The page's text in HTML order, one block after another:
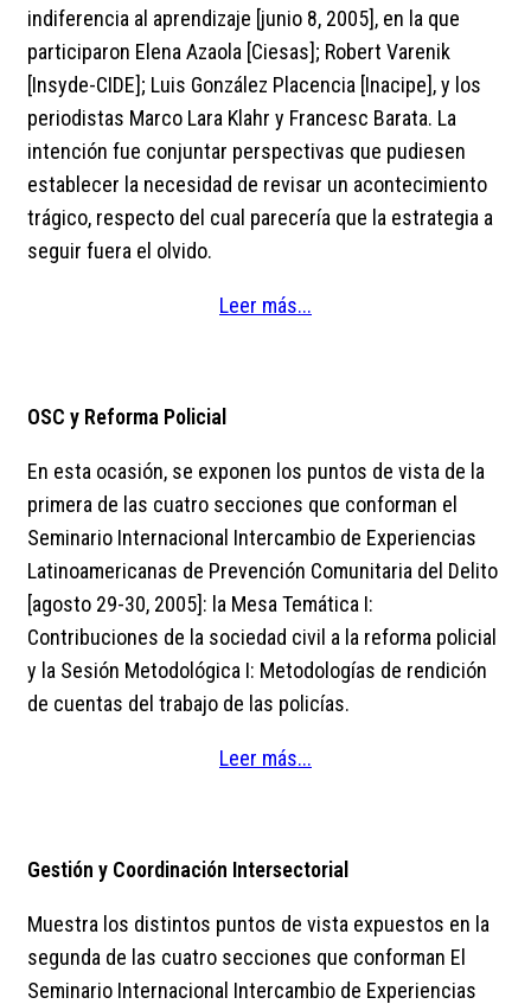
indiferencia al aprendizaje [junio 8, 2005], en la que
participaron Elena Azaola [Ciesas]; Robert Varenik
[Insyde-CIDE]; Luis González Placencia [Inacipe], y los
periodistas Marco Lara Klahr y Francesc Barata. La
intención fue conjuntar perspectivas que pudiesen
establecer la necesidad de revisar un acontecimiento
trágico, respecto del cual parecería que la estrategia a
seguir fuera el olvido.
Leer más...
OSC y Reforma Policial
En esta ocasión, se exponen los puntos de vista de la
primera de las cuatro secciones que conforman el
Seminario Internacional Intercambio de Experiencias
Latinoamericanas de Prevención Comunitaria del Delito
[agosto 29-30, 2005]: la Mesa Temática I:
Contribuciones de la sociedad civil a la reforma policial
y la Sesión Metodológica I: Metodologías de rendición
de cuentas del trabajo de las policías.
Leer más...
Gestión y Coordinación Intersectorial
Muestra los distintos puntos de vista expuestos en la
segunda de las cuatro secciones que conforman El
Seminario Internacional Intercambio de Experiencias